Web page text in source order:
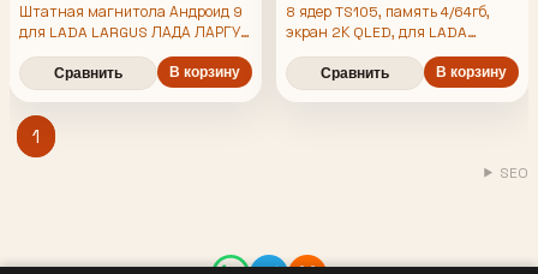
Штатная магнитола Андроид 9
для LADA LARGUS ЛАДА ЛАРГУС
(2012-2021), 4/64гб, DSP,
Topway TS105, беспроводной
CarPlay и Android Auto, GPS и
ГЛОНАСС
Сравнить В корзину
8 ядер TS105, память 4/64гб,
экран 2К QLED, для LADA
LARGUS ЛАДА ЛАРГУС (2012
2013 2014 2015 2016 2017 2018
2019 2020 2021), Android
Сравнить В корзину
1
SEO